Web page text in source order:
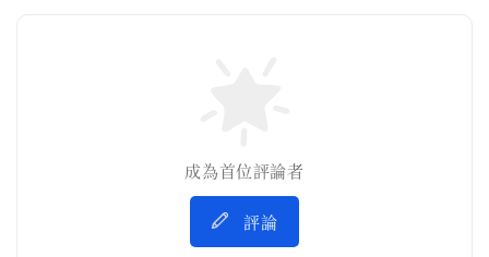
成為首位評論者
評論